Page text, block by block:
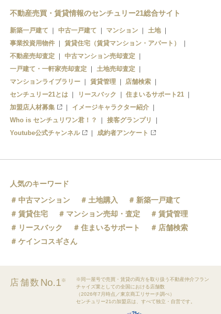
不動産売買・賃貸情報のセンチュリー21総合サイト
新築一戸建て 中古一戸建て マンション
土地
事業投資用物件
賃貸住宅（賃貸マンション・アパート）
不動産売却査定
中古マンション売却査定
一戸建て・一軒家売却査定
土地売却査定
マンションライブラリー
賃貸管理
店舗検索
センチュリー21とは
リースバック
住まいるサポート21
加盟店人材募集
イメージキャラクター紹介
Who is センチュリワン君！？
接客グランプリ
Youtube公式チャンネル
成約者アンケート
人気のキーワード
中古マンション
土地購入
新築一戸建て
賃貸住宅
マンション売却・査定
賃貸管理
リースバック
住まいるサポート
店舗検索
ケインコスギさん
店舗数 No.1※
※同一屋号で売買・賃貸の両方を取り扱う不動産仲介フラン
チャイズ業としての全国における店舗数
（2026年7月時点／東京商工リサーチ調べ）
センチュリー21の加盟店は、すべて独立・自営です。